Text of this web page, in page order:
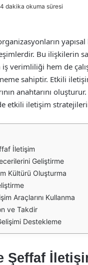
4 dakika okuma süresi
Bu ilişkilerin
verimliliği hem de
sahiptir. Etkili
anahtarını
etkili iletişim
İletişim
Geliştirme
Kültürü Oluşturma
Araçlarını Kullanma
ve Takdir
Destekleme
Şeffaf